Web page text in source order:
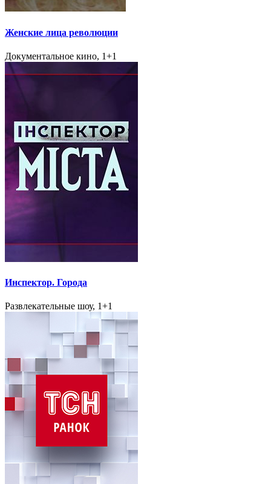
Женские лица революции
Документальное кино, 1+1
Инспектор. Города
Развлекательные шоу, 1+1